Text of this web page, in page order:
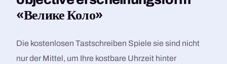
«Велике Коло»
Die kostenlosen Tastschreiben Spiele sie sind nicht
nur der Mittel, um Ihre kostbare Uhrzeit hinter